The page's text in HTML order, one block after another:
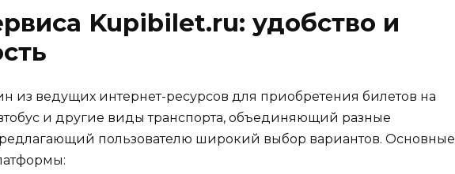
Kupibilet.ru: удобство и
из ведущих интернет-ресурсов для приобретения билетов на
и другие виды транспорта, объединяющий разные
пользователю широкий выбор вариантов. Основные